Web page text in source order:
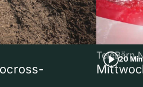
20 Min
TeleBärn